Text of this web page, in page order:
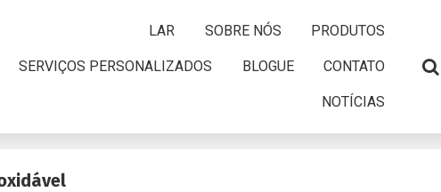
LAR SOBRE NÓS PRODUTOS
SERVIÇOS PERSONALIZADOS BLOGUE CONTATO
NOTÍCIAS